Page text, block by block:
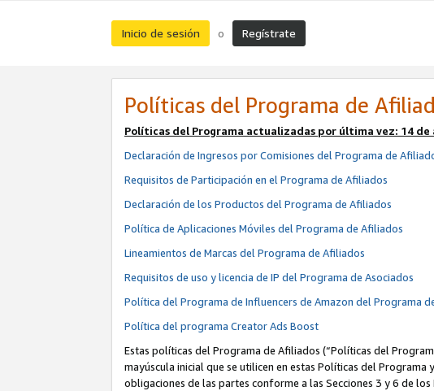
Inicio de sesión o Regístrate
Políticas del Programa de
Políticas del Programa actualizadas por última vez: 14 de
Declaración de Ingresos por Comisiones del Programa de
Requisitos de Participación en el Programa de Afiliados
Declaración de los Productos del Programa de Afiliados
Política de Aplicaciones Móviles del Programa de Afiliados
Lineamientos de Marcas del Programa de Afiliados
Requisitos de uso y licencia de IP del Programa de Asociados
Política del Programa de Influencers de Amazon del Programa
Política del programa Creator Ads Boost
Estas políticas del Programa de Afiliados (“Políticas del
mayúscula inicial que se utilicen en estas Políticas del
obligaciones de las partes conforme a las Secciones 3 y 6 de